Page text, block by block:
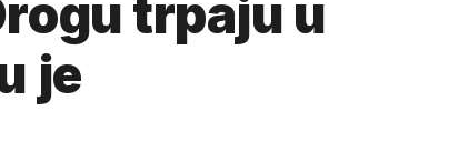
trpaju u
je